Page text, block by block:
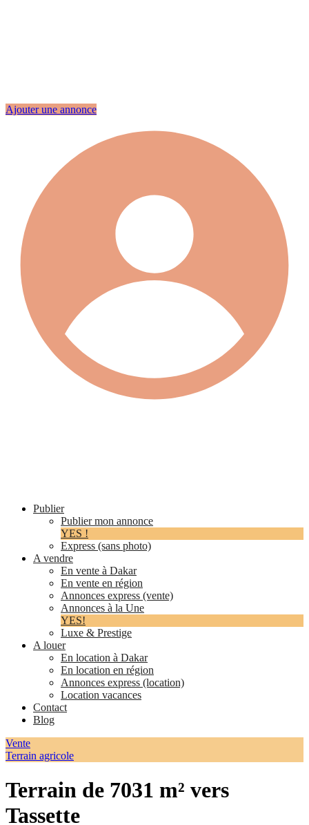
Ajouter une annonce
Publier
Publier mon annonce
YES !
Express (sans photo)
A vendre
En vente à Dakar
En vente en région
Annonces express (vente)
Annonces à la Une
YES!
Luxe & Prestige
A louer
En location à Dakar
En location en région
Annonces express (location)
Location vacances
Contact
Blog
Vente
Terrain agricole
Terrain de 7031 m² vers
Tassette